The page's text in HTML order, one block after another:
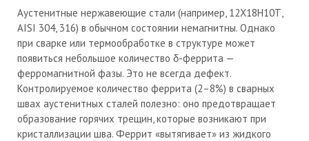
Аустенитные нержавеющие стали (например, 12Х18Н10Т,
AISI 304, 316) в обычном состоянии немагнитны. Однако
при сварке или термообработке в структуре может
появиться небольшое количество δ-феррита —
ферромагнитной фазы. Это не всегда дефект.
Контролируемое количество феррита (2–8%) в сварных
швах аустенитных сталей полезно: оно предотвращает
образование горячих трещин, которые возникают при
кристаллизации шва. Феррит «вытягивает» из жидкого